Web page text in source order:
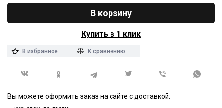
В корзину
Купить в 1 клик
В избранное К сравнению
Вы можете оформить заказ на сайте с доставкой: